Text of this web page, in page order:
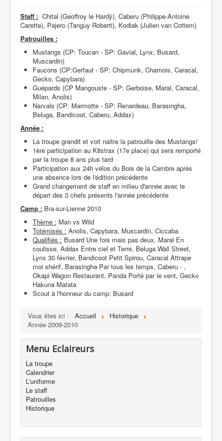
Staff : Chital (Geoffroy le Hardÿ), Caberu (Philippe-Antoine
Carette), Pajero (Tanguy Roberti), Kodiak (Julien van Cottem)
Patrouilles :
Mustangs (CP: Toucan - SP: Gavial, Lynx, Busard,
Muscardin)
Faucons (CP:Gerfaut - SP: Chipmunk, Chamois, Caracal,
Gecko, Capybara)
Guépards (CP Mangouste - SP: Gerboise, Maral, Caracal,
Milan, Anolis)
Narvals (CP: Marmotte - SP: Renardeau, Barasingha,
Beluga, Bandicoot, Caberu, Addax)
Année :
La troupe grandit et voit naitre la patrouille des Mustangs!
1ère participation au K8strax (17e place) qui sera remporté
par la troupe 8 ans plus tard
Participation aux 24h vélos du Bois de la Cambre après
une absence lors de l'édition précédente
Grand changement de staff en milieu d'année avec le
départ des 3 chefs présents l'année précédente
Camp : Bra-sur-Lienne 2010
Thème : Man vs Wild
Totémisés : Anolis, Capybara, Muscardin, Ciccaba
Qualifiés : Busard Une fois mais pas deux, Maral En
coulisse, Addax Entre ciel et Terre, Beluga Wall Street,
Lynx 30 février, Bandicoot Petit Spirou, Caracal Attrape
moi shérif, Barasingha Par tous les temps, Caberu - ,
Okapi Wagon Restaurant, Panda Porté par le vent, Gecko
Hakuna Matata
Scout à l'honneur du camp: Busard
Vous êtes ici : Accueil
Historique
Année 2009-2010
Menu Eclaireurs
La troupe
Calendrier
L'uniforme
Le staff
Patrouilles
Historique